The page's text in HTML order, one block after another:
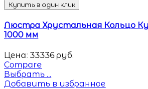
Купить в один клик
Люстра Хрустальная Кольцо
1000 мм
Цена: 33336 руб.
Compare
Выбрать ...
Добавить в избранное